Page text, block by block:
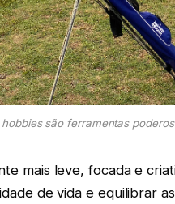
são ferramentas
mais leve, focada e
de vida e equilibrar